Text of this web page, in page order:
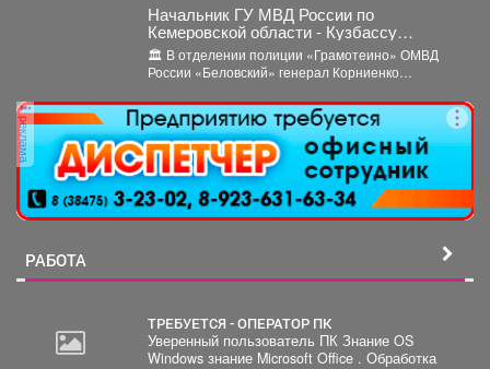
Начальник ГУ МВД России по
Кемеровской области - Кузбассу
Геннадий Корниенко проверил работу
подразделений отдела МВД России
«Беловский»
🏛️ В отделении полиции «Грамотеино» ОМВД
России «Беловский» генерал Корниенко
ведение...
реклама
РАБОТА
ТРЕБУЕТСЯ - ОПЕРАТОР ПК
Уверенный пользователь ПК Знание OS
Windows знание Microsoft Office . Обработка